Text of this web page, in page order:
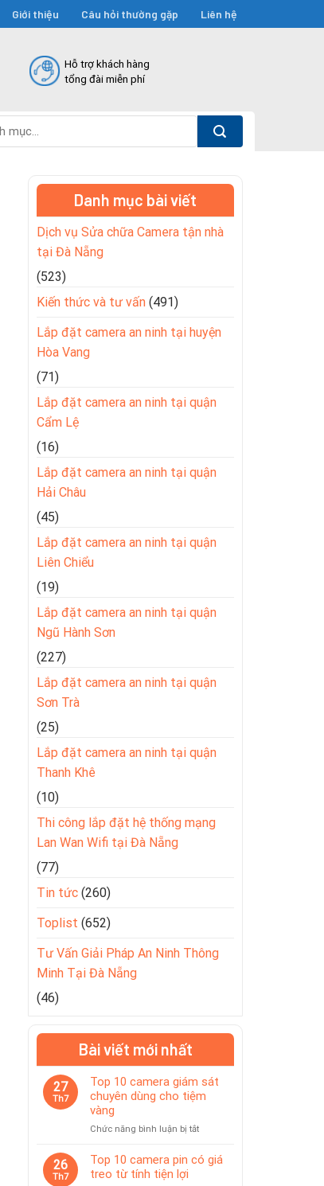
Giới thiệu Câu hỏi thường gặp Liên hệ
Hỗ trợ khách hàng
tổng đài miễn phí
Danh mục bài viết
Dịch vụ Sửa chữa Camera tận nhà
tại Đà Nẵng
(523)
Kiến thức và tư vấn (491)
Lắp đặt camera an ninh tại huyện
Hòa Vang
(71)
Lắp đặt camera an ninh tại quận
Cẩm Lệ
(16)
Lắp đặt camera an ninh tại quận
Hải Châu
(45)
Lắp đặt camera an ninh tại quận
Liên Chiểu
(19)
Lắp đặt camera an ninh tại quận
Ngũ Hành Sơn
(227)
Lắp đặt camera an ninh tại quận
Sơn Trà
(25)
Lắp đặt camera an ninh tại quận
Thanh Khê
(10)
Thi công lắp đặt hệ thống mạng
Lan Wan Wifi tại Đà Nẵng
(77)
Tin tức (260)
Toplist (652)
Tư Vấn Giải Pháp An Ninh Thông
Minh Tại Đà Nẵng
(46)
Bài viết mới nhất
27
Th7
Top 10 camera giám sát
chuyên dùng cho tiệm
vàng
Chức năng bình luận bị tắtở
10
camera
26
Th7
Top 10 camera pin có giá
treo từ tính tiện lợi